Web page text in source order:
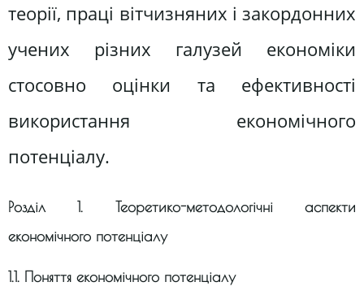
теорії, праці вітчизняних і закордонних
учених різних галузей економіки
стосовно оцінки та ефективності
використання економічного
потенціалу.
Розділ 1. Теоретико-методологічні аспекти
економічного потенціалу
1.1. Поняття економічного потенціалу